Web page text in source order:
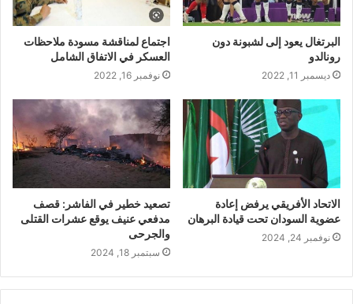
البرتغال يعود إلى لشبونة دون
رونالدو
ديسمبر 11, 2022
اجتماع لمناقشة مسودة ملاحظات
العسكر في الاتفاق الشامل
نوفمبر 16, 2022
الاتحاد الأفريقي يرفض إعادة
عضوية السودان تحت قيادة البرهان
نوفمبر 24, 2024
تصعيد خطير في الفاشر: قصف
مدفعي عنيف يوقع عشرات القتلى
والجرحى
سبتمبر 18, 2024